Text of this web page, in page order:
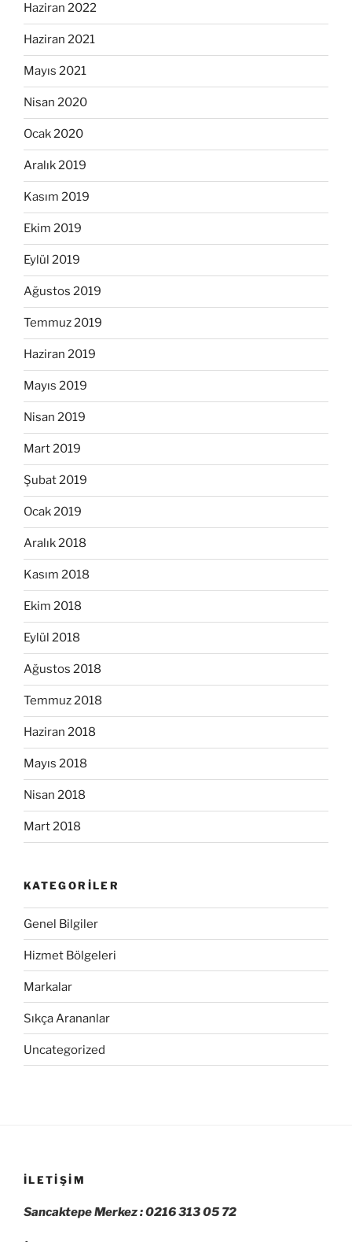
Haziran 2022
Haziran 2021
Mayıs 2021
Nisan 2020
Ocak 2020
Aralık 2019
Kasım 2019
Ekim 2019
Eylül 2019
Ağustos 2019
Temmuz 2019
Haziran 2019
Mayıs 2019
Nisan 2019
Mart 2019
Şubat 2019
Ocak 2019
Aralık 2018
Kasım 2018
Ekim 2018
Eylül 2018
Ağustos 2018
Temmuz 2018
Haziran 2018
Mayıs 2018
Nisan 2018
Mart 2018
KATEGORILER
Genel Bilgiler
Hizmet Bölgeleri
Markalar
Sıkça Arananlar
Uncategorized
İLETIŞIM
Sancaktepe Merkez : 0216 313 05 72